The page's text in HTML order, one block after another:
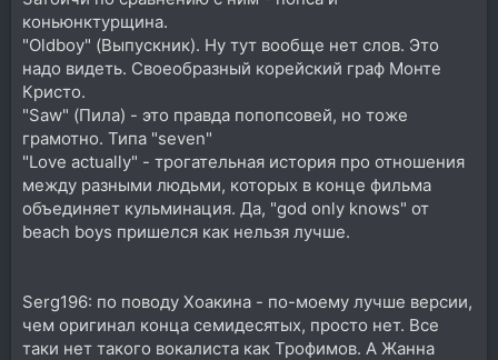
коньюнктурщина.
"Oldboy" (Выпускник). Ну тут вообще нет слов. Это
надо видеть. Своеобразный корейский граф Монте
Кристо.
"Saw" (Пила) - это правда попопсовей, но тоже
грамотно. Типа "seven"
"Love actually" - трогательная история про отношения
между разными людьми, которых в конце фильма
объединяет кульминация. Да, "god only knows" от
beach boys пришелся как нельзя лучше.
Serg196: по поводу Хоакина - по-моему лучше версии,
чем оригинал конца семидесятых, просто нет. Все
таки нет такого вокалиста как Трофимов. А Жанна